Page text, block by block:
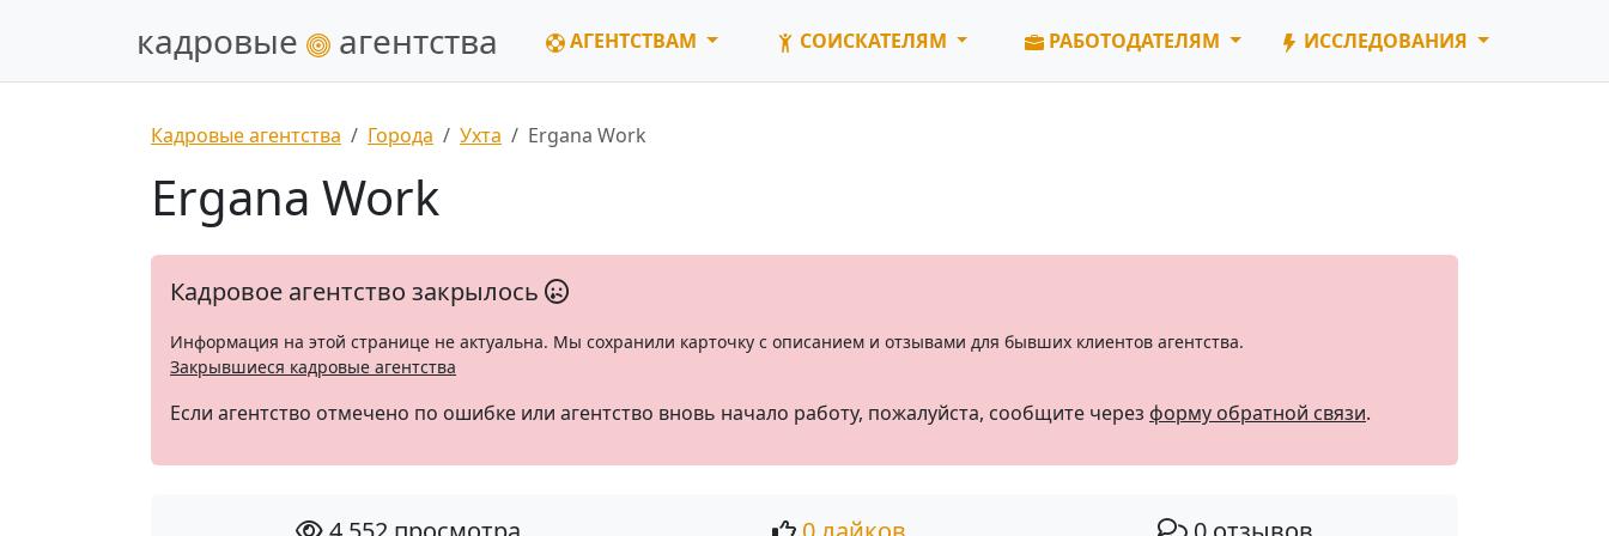
кадровые агентства АГЕНТСТВАМ СОИСКАТЕЛЯМ РАБОТОДАТЕЛЯМ ИССЛЕДОВАНИЯ
Кадровые агентства Города Ухта Ergana Work
Ergana Work
Кадровое агентство закрылось
Информация на этой странице не актуальна. Мы сохранили карточку с описанием и отзывами для бывших клиентов агентства.
Закрывшиеся кадровые агентства
Если агентство отмечено по ошибке или агентство вновь начало работу, пожалуйста, сообщите через форму обратной связи.